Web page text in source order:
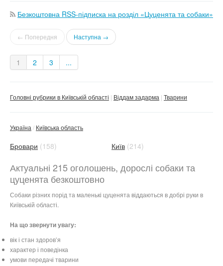
Безкоштовна RSS-підписка на розділ «Цуценята та собаки»
← Попередня Наступна →
1 2 3 ...
Головні рубрики в Київській області Віддам задарма Тварини
Україна Київська область
Бровари (158) Київ (214)
Актуальні 215 оголошень, дорослі собаки та
цуценята безкоштовно
Собаки різних порід та маленькі цуценята віддаються в добрі руки в
Київській області.
На що звернути увагу:
вік і стан здоров’я
характер і поведінка
умови передачі тварини